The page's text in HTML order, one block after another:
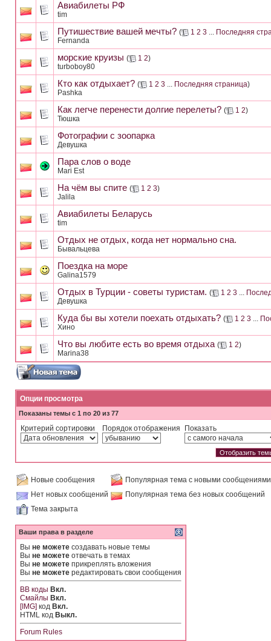
Авиабилеты РФ
tim
Путишествие вашей мечты? ( 1 2 3 ... Последняя
Fernanda
морские круизы ( 1 2)
turboboy80
Кто как отдыхает? ( 1 2 3 ... Последняя страница)
Pashka
Как легче перенести долгие перелеты? ( 1 2)
Тюшка
Фотографии с зоопарка
Девушка
Пара слов о воде
Mari Est
На чём вы спите ( 1 2 3)
Jalila
Авиабилеты Беларусь
tim
Отдых не отдых, когда нет нормально сна.
Бывальцева
Поездка на море
Galina1579
Отдых в Турции - советы туристам. ( 1 2 3 ...
Девушка
Куда бы вы хотели поехать отдыхать? ( 1 2 3 ...
Хино
Что вы любите есть во время отдыха ( 1 2)
Marina38
Опции просмотра
Показаны темы с 1 по 20 из 77
Критерий сортировки Порядок отображения Показать
Новые сообщения
Популярная тема с новыми сообщениями
Нет новых сообщений
Популярная тема без новых сообщений
Тема закрыта
Ваши права в разделе
Вы не можете создавать новые темы
Вы не можете отвечать в темах
Вы не можете прикреплять вложения
Вы не можете редактировать свои сообщения
BB коды Вкл.
Смайлы Вкл.
[IMG] код Вкл.
HTML код Выкл.
Forum Rules